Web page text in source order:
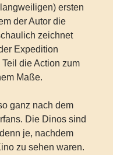
ersten
der Autor die
zeichnet
Expedition
die Action zum
Maße.
ganz nach dem
Die Dinos sind
je, nachdem
zu sehen waren.